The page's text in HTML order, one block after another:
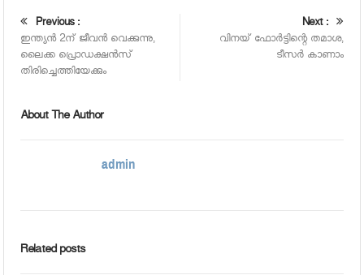
Previous :
ഇന്ത്യന്‍ 2ന് ജീവന്‍ വെക്കുന്നു,
ലൈക്ക പ്രൊഡക്ഷന്‍സ്
തിരിച്ചെത്തിയേക്കും
Next :
വിനയ് ഫോര്‍ട്ടിന്റെ തമാശ,
ടീസര്‍ കാണാം
About The Author
admin
Related posts